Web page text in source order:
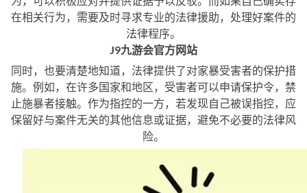
在相关行为，需要及时寻求专业的法律援助，处理好案件的
法律程序。
J9九游会官方网站
同时，也要清楚地知道，法律提供了对家暴受害者的保护措
施。例如，在许多国家和地区，受害者可以申请保护令，禁
止施暴者接触。作为指控的一方，若发现自己被误指控，应
保留好与案件无关的其他信息或证据，避免不必要的法律风
险。